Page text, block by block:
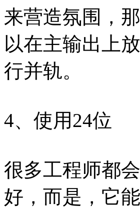
来营造氛围，
以在主输出上
行并轨。
4、使用24位
很多工程师都
好，而是，它